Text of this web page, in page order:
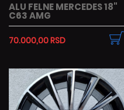
ALU FELNE MERCEDES 18"
C63 AMG
70.000,00 RSD